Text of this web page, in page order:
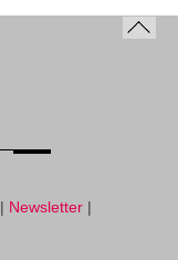
| Newsletter |